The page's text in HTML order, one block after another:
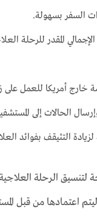
السفر بسهولة.
المقدر للرحلة
خارج أمريكا للعمل على
الحالات إلى
التثيقف بفوائد
الرحلة
اعتمادها من قبل